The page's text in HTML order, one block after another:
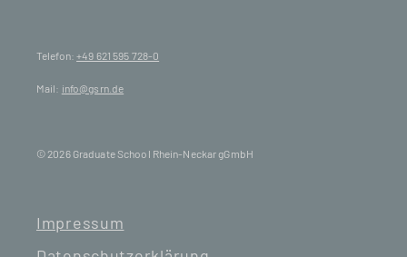
Telefon:+49 621 595 728-0
Mail: info@gsrn.de
© 2026 Graduate School Rhein-Neckar gGmbH
Impressum